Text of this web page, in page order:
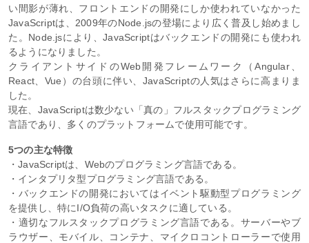
い間影が薄れ、フロントエンドの開発にしか使われていなかった
JavaScriptは、2009年のNode.jsの登場により広く普及し始めまし
た。Node.jsにより、JavaScriptはバックエンドの開発にも使われ
るようになりました。
クライアントサイドのWeb開発フレームワーク（Angular、
React、Vue）の台頭に伴い、JavaScriptの人気はさらに高まりま
した。
現在、JavaScriptは数少ない「真の」フルスタックプログラミング
言語であり、多くのプラットフォームで使用可能です。
5つの主な特徴
・JavaScriptは、Webのプログラミング言語である。
・インタプリタ型プログラミング言語である。
・バックエンドの開発においてはイベント駆動型プログラミング
を提供し、特にI/O負荷の高いタスクに適している。
・適切なフルスタックプログラミング言語である。サーバーやブ
ラウザー、モバイル、コンテナ、マイクロコントローラーで使用